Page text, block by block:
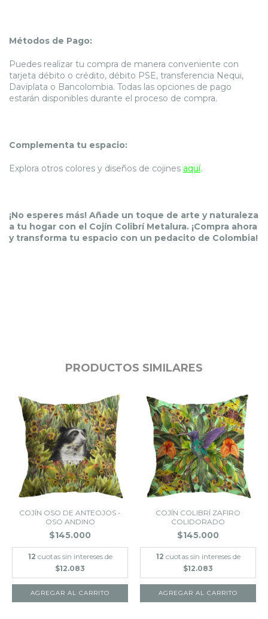
Métodos de Pago:
Puedes realizar tu compra de manera conveniente con
tarjeta débito o crédito, débito PSE, transferencia Nequi,
Daviplata o Bancolombia. Todas las opciones de pago
estarán disponibles durante el proceso de compra.
Complementa tu espacio:
Explora otros colores y diseños de cojines aquí.
¡No esperes más! Añade un toque de arte y naturaleza
a tu hogar con el Cojín Colibrí Metalura. ¡Compra ahora
y transforma tu espacio con un pedacito de Colombia!
PRODUCTOS SIMILARES
COJÍN OSO DE ANTEOJOS -
OSO ANDINO
$145.000
12 cuotas sin intereses de
$12.083
AGREGAR AL CARRITO
COJÍN COLIBRÍ ZAFIRO
COLIDORADO
$145.000
12 cuotas sin intereses de
$12.083
AGREGAR AL CARRITO